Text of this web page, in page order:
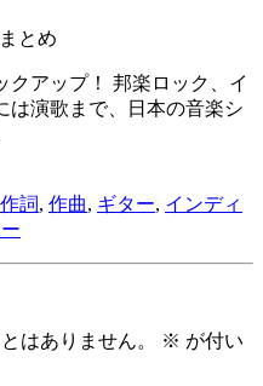
とめ
クアップ！ 邦楽ロック、イ
は演歌まで、日本の音楽シ
作詞, 作曲, ギター, インディ
はありません。 ※ が付い